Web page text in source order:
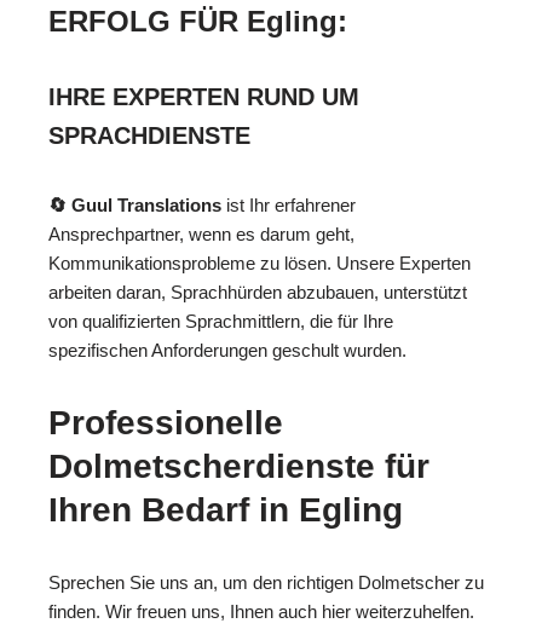
ERFOLG FÜR Egling:
IHRE EXPERTEN RUND UM
SPRACHDIENSTE
🔄 Guul Translations ist Ihr erfahrener
Ansprechpartner, wenn es darum geht,
Kommunikationsprobleme zu lösen. Unsere Experten
arbeiten daran, Sprachhürden abzubauen, unterstützt
von qualifizierten Sprachmittlern, die für Ihre
spezifischen Anforderungen geschult wurden.
Professionelle
Dolmetscherdienste für
Ihren Bedarf in Egling
Sprechen Sie uns an, um den richtigen Dolmetscher zu
finden. Wir freuen uns, Ihnen auch hier weiterzuhelfen.